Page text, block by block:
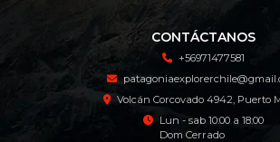
CONTÁCTANOS
+56971477581
Volcán Corcovado 4942, Puerto
Lun - sab 10:00 a 18:00
Dom Cerrado